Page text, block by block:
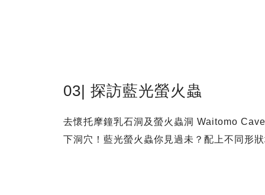
03| 探訪藍光螢火蟲
去懷托摩鐘乳石洞及螢火蟲洞 Waitomo
下洞穴！藍光螢火蟲你見過未？配上不同形